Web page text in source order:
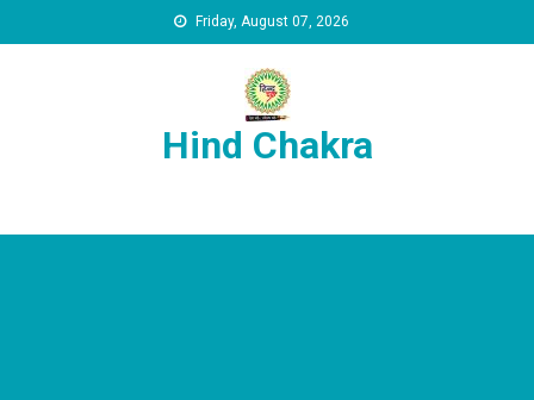
Friday, August 07, 2026
Hind Chakra